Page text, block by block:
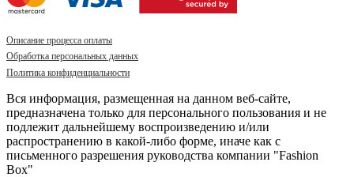
Описание процесса оплаты
Обработка персональных данных
Политика конфиденциальности
Вся информация, размещенная на данном веб-сайте,
предназначена только для персонального пользования и не
подлежит дальнейшему воспроизведению и/или
распространению в какой-либо форме, иначе как с
письменного разрешения руководства компании "Fashion
Box"